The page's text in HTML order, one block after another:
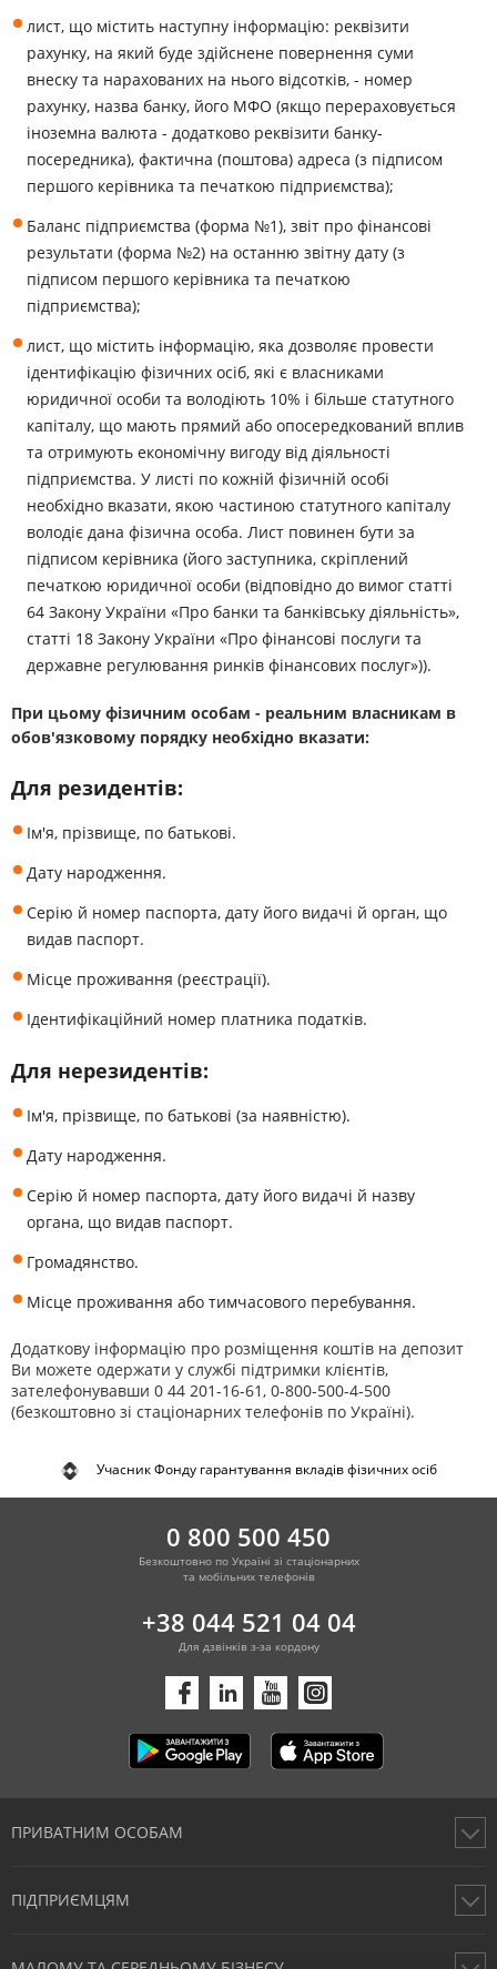
лист, що містить наступну інформацію: реквізити
рахунку, на який буде здійснене повернення суми
внеску та нарахованих на нього відсотків, - номер
рахунку, назва банку, його МФО (якщо перераховується
іноземна валюта - додатково реквізити банку-
посередника), фактична (поштова) адреса (з підписом
першого керівника та печаткою підприємства);
Баланс підприємства (форма №1), звіт про фінансові
результати (форма №2) на останню звітну дату (з
підписом першого керівника та печаткою
підприємства);
лист, що містить інформацію, яка дозволяє провести
ідентифікацію фізичних осіб, які є власниками
юридичної особи та володіють 10% і більше статутного
капіталу, що мають прямий або опосередкований вплив
та отримують економічну вигоду від діяльності
підприємства. У листі по кожній фізичній особі
необхідно вказати, якою частиною статутного капіталу
володіє дана фізична особа. Лист повинен бути за
підписом керівника (його заступника, скріплений
печаткою юридичної особи (відповідно до вимог статті
64 Закону України «Про банки та банківську діяльність»,
статті 18 Закону України «Про фінансові послуги та
державне регулювання ринків фінансових послуг»)).
При цьому фізичним особам - реальним власникам в
обов'язковому порядку необхідно вказати:
Для резидентів:
Ім'я, прізвище, по батькові.
Дату народження.
Серію й номер паспорта, дату його видачі й орган, що
видав паспорт.
Місце проживання (реєстрації).
Ідентифікаційний номер платника податків.
Для нерезидентів:
Ім'я, прізвище, по батькові (за наявністю).
Дату народження.
Серію й номер паспорта, дату його видачі й назву
органа, що видав паспорт.
Громадянство.
Місце проживання або тимчасового перебування.
Додаткову інформацію про розміщення коштів на депозит
Ви можете одержати у службі підтримки клієнтів,
зателефонувавши 0 44 201-16-61, 0-800-500-4-500
(безкоштовно зі стаціонарних телефонів по Україні).
Учасник Фонду гарантування вкладів фізичних осіб
0 800 500 450
Безкоштовно по Україні зі стаціонарних
та мобільних телефонів
+38 044 521 04 04
Для дзвінків з-за кордону
ПРИВАТНИМ ОСОБАМ
Рахунки
Кредити
ПІДПРИЄМЦЯМ